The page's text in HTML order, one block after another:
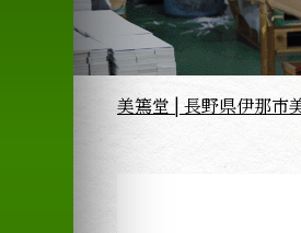
美篶堂 | 長野県伊那市